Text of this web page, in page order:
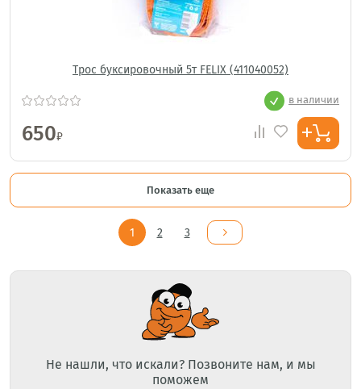
Трос буксировочный 5т FELIX (411040052)
в наличии
650₽
Показать еще
1 2 3
Не нашли, что искали? Позвоните нам, и мы
поможем